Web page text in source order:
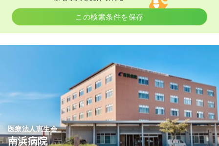
この検索条件を保存
医療法人恵生会
南浜病院